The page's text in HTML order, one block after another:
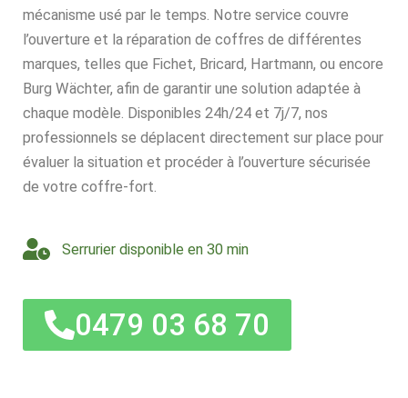
mécanisme usé par le temps. Notre service couvre
l’ouverture et la réparation de coffres de différentes
marques, telles que Fichet, Bricard, Hartmann, ou encore
Burg Wächter, afin de garantir une solution adaptée à
chaque modèle. Disponibles 24h/24 et 7j/7, nos
professionnels se déplacent directement sur place pour
évaluer la situation et procéder à l’ouverture sécurisée
de votre coffre-fort.
Serrurier disponible en 30 min
0479 03 68 70